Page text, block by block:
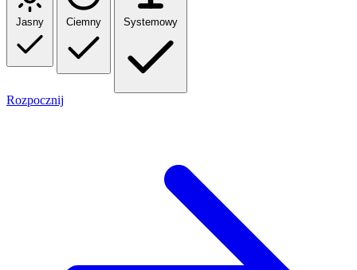
Jasny Ciemny Systemowy
Rozpocznij